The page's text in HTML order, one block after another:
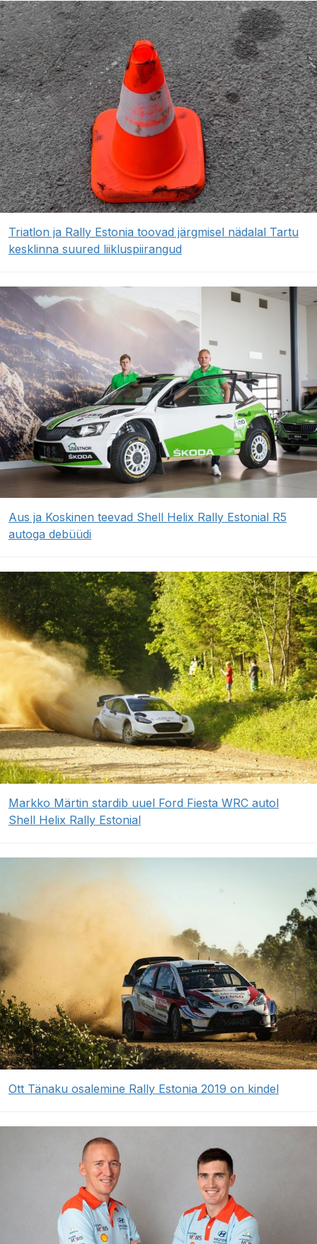
Triatlon ja Rally Estonia toovad järgmisel nädalal Tartu
kesklinna suured liikluspiirangud
Aus ja Koskinen teevad Shell Helix Rally Estonial R5
autoga debüüdi
Markko Märtin stardib uuel Ford Fiesta WRC autol
Shell Helix Rally Estonial
Ott Tänaku osalemine Rally Estonia 2019 on kindel